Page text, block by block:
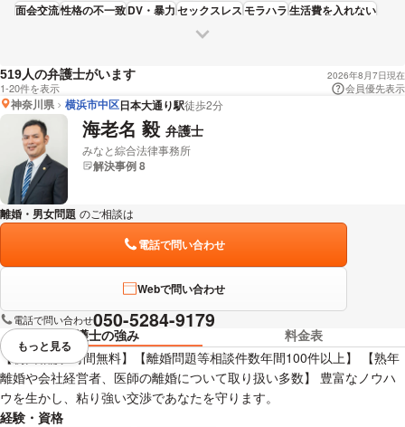
面会交流性格の不一致DV・暴力セックスレスモラハラ生活費を入れない
親族関係
519人の弁護士がいます 2026年8月7日現在
1-20件を表示 会員優先表示
神奈川県 横浜市中区日本大通り駅徒歩2分
海老名 毅 弁護士
みなと綜合法律事務所
解決事例 8
離婚・男女問題 のご相談は
電話で問い合わせ
Webで問い合わせ
電話で問い合わせ050-5284-9179
弁護士の強み
料金表
【初回相談1時間無料】【離婚問題等相談件数年間100件以上】 【熟年
離婚や会社経営者、医師の離婚について取り扱い多数】 豊富なノウハ
ウを生かし、粘り強い交渉であなたを守ります。
経験・資格
視覚的に省略されている要素を
もっと見る